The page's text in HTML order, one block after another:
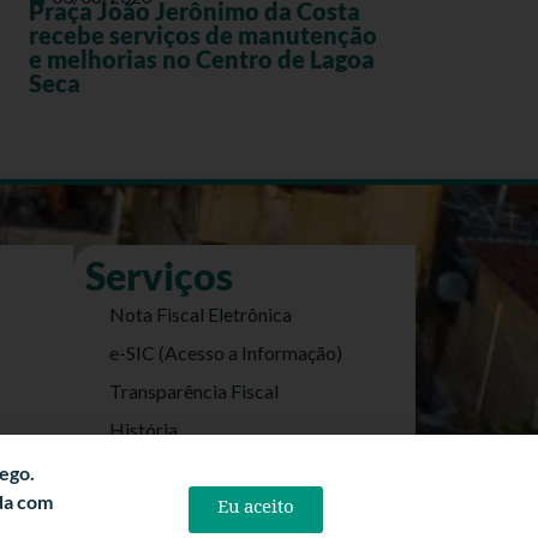
Praça João Jerônimo da Costa
recebe serviços de manutenção
e melhorias no Centro de Lagoa
Seca
Serviços
Nota Fiscal Eletrônica
e-SIC (Acesso a Informação)
Transparência Fiscal
História
Politica de Privacidade
com
Eu aceito